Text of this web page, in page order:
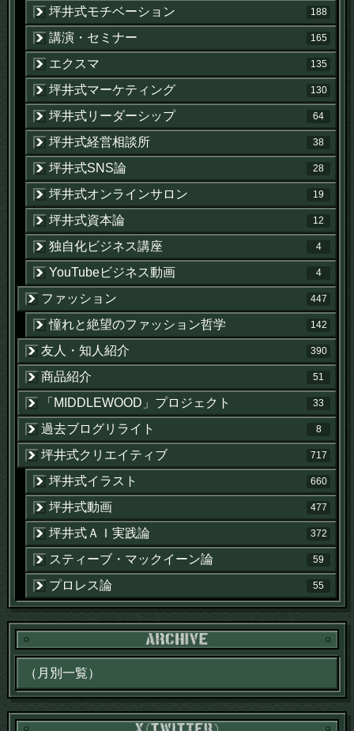
坪井式モチベーション 188
講演・セミナー 165
エクスマ 135
坪井式マーケティング 130
坪井式リーダーシップ 64
坪井式経営相談所 38
坪井式SNS論 28
坪井式オンラインサロン 19
坪井式資本論 12
独自化ビジネス講座 4
YouTubeビジネス動画 4
ファッション 447
憧れと絶望のファッション哲学 142
友人・知人紹介 390
商品紹介 51
「MIDDLEWOOD」プロジェクト 33
過去ブログリライト 8
坪井式クリエイティブ 717
坪井式イラスト 660
坪井式動画 477
坪井式ＡＩ実践論 372
スティーブ・マックイーン論 59
プロレス論 55